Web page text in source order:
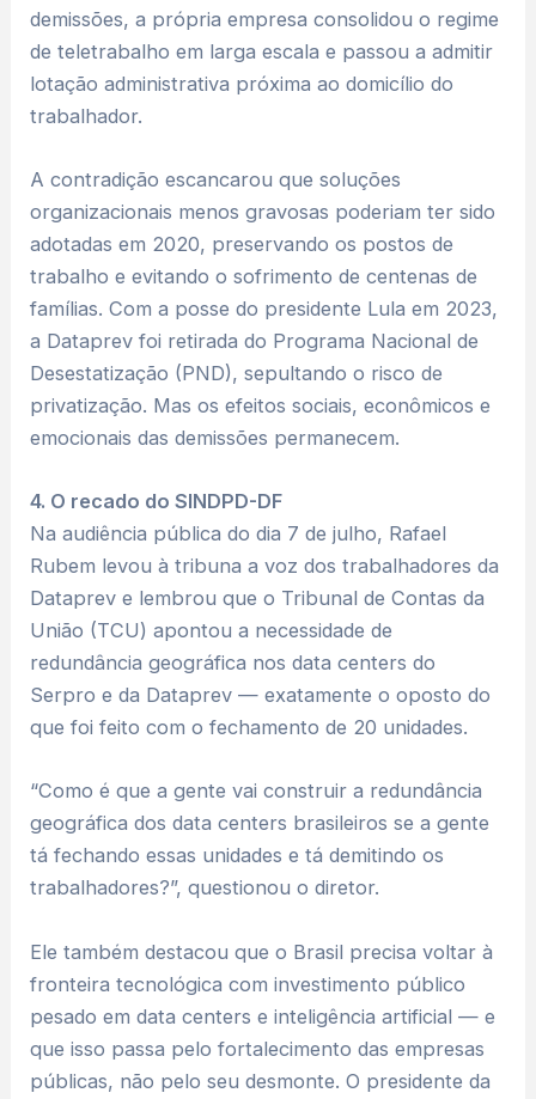
demissões, a própria empresa consolidou o regime
de teletrabalho em larga escala e passou a admitir
lotação administrativa próxima ao domicílio do
trabalhador.
A contradição escancarou que soluções
organizacionais menos gravosas poderiam ter sido
adotadas em 2020, preservando os postos de
trabalho e evitando o sofrimento de centenas de
famílias. Com a posse do presidente Lula em 2023,
a Dataprev foi retirada do Programa Nacional de
Desestatização (PND), sepultando o risco de
privatização. Mas os efeitos sociais, econômicos e
emocionais das demissões permanecem.
4. O recado do SINDPD-DF
Na audiência pública do dia 7 de julho, Rafael
Rubem levou à tribuna a voz dos trabalhadores da
Dataprev e lembrou que o Tribunal de Contas da
União (TCU) apontou a necessidade de
redundância geográfica nos data centers do
Serpro e da Dataprev — exatamente o oposto do
que foi feito com o fechamento de 20 unidades.
“Como é que a gente vai construir a redundância
geográfica dos data centers brasileiros se a gente
tá fechando essas unidades e tá demitindo os
trabalhadores?”, questionou o diretor.
Ele também destacou que o Brasil precisa voltar à
fronteira tecnológica com investimento público
pesado em data centers e inteligência artificial — e
que isso passa pelo fortalecimento das empresas
públicas, não pelo seu desmonte. O presidente da